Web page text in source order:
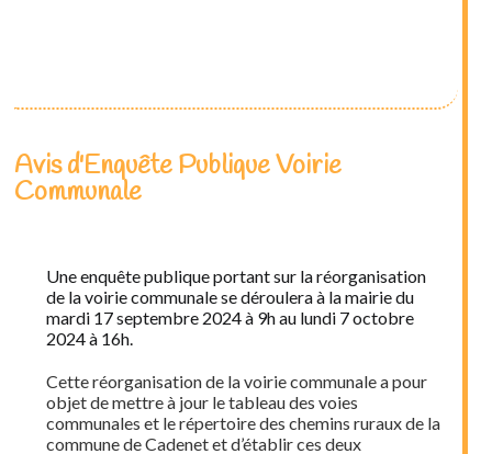
Avis d'Enquête Publique Voirie
Communale
Une enquête publique portant sur la réorganisation
de la voirie communale se déroulera à la mairie du
mardi 17 septembre 2024 à 9h au lundi 7 octobre
2024 à 16h.
Cette réorganisation de la voirie communale a pour
objet de mettre à jour le tableau des voies
communales et le répertoire des chemins ruraux de la
commune de Cadenet et d’établir ces deux